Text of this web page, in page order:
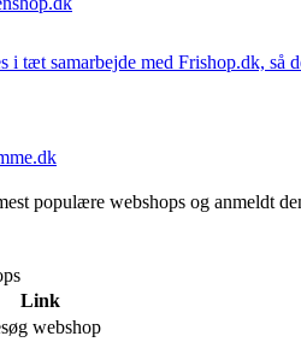
i tæt samarbejde med Frishop.dk, så
populære webshops og anmeldt
Link
webshop